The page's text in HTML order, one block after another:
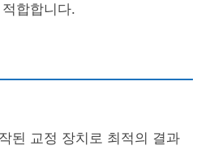
합합니다.
된 교정 장치로 최적의 결과